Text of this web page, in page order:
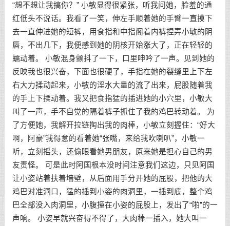
“想不想让我搞你？” 小敏显得很紧张，听我问她，脸羞的通
红低头不说话。我看了一笑，伸左手顺着她的手臂一直摸下
去一直伸进她的短裤，用食指和中指阁着内裤捏弄小敏的阴
唇，不出几下，我便感到她的阴核开始涨大了，正在轻轻的
蠕动着。 小敏混身颤抖了一下，口里呻吟了一声。见到她的
反映我也很兴奋，下面也很硬了，手指在她的裂缝里上下左
右大力揉动起来，小敏的淫水大量的流了出来，屁股随着我
的手上下揉动着。我又把食指猛的插进她的小穴里，小敏大
叫了一声，手不自觉的隔着裤子抓住了我的鸡巴转动着。 为
了方便她，我解开拉链掏出我的肉棒，小敏立刻握住：“好大
啊，阿豪”我得意的看着她“张嘴，来给我吹喇叭”，小敏一
听，立刻摇头，还偷眼看她男朋友，原来她是担心自己的男
友责怪。 可是此时阿国根本没时间注意我们这边，只见阿国
让小姿站着扶着墙壁，从后面用手分开她的屁股，把他的大
鸡巴对准洞口，猛的插到小姿的肉洞里，一插到底，整个鸡
巴全部没入肉洞里，小腹撞在小姿的屁股上，发出了“啪”的一
声响。 小姿早就兴奋得不得了，大肉棒一插入，她大叫一